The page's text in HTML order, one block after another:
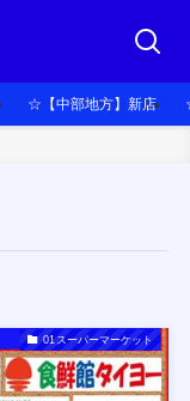
☆【中部地方】新店
01スーパーマーケット